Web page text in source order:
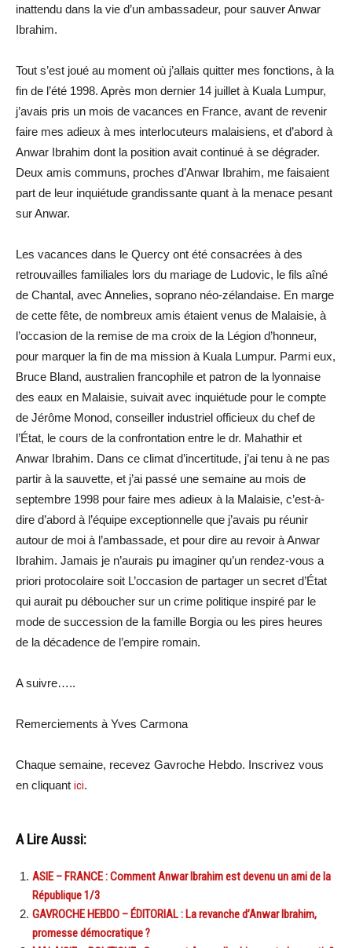
inattendu dans la vie d’un ambassadeur, pour sauver Anwar
Ibrahim.
Tout s’est joué au moment où j’allais quitter mes fonctions, à la
fin de l’été 1998. Après mon dernier 14 juillet à Kuala Lumpur,
j’avais pris un mois de vacances en France, avant de revenir
faire mes adieux à mes interlocuteurs malaisiens, et d’abord à
Anwar Ibrahim dont la position avait continué à se dégrader.
Deux amis communs, proches d’Anwar Ibrahim, me faisaient
part de leur inquiétude grandissante quant à la menace pesant
sur Anwar.
Les vacances dans le Quercy ont été consacrées à des
retrouvailles familiales lors du mariage de Ludovic, le fils aîné
de Chantal, avec Annelies, soprano néo-zélandaise. En marge
de cette fête, de nombreux amis étaient venus de Malaisie, à
l’occasion de la remise de ma croix de la Légion d’honneur,
pour marquer la fin de ma mission à Kuala Lumpur. Parmi eux,
Bruce Bland, australien francophile et patron de la lyonnaise
des eaux en Malaisie, suivait avec inquiétude pour le compte
de Jérôme Monod, conseiller industriel officieux du chef de
l’État, le cours de la confrontation entre le dr. Mahathir et
Anwar Ibrahim. Dans ce climat d’incertitude, j’ai tenu à ne pas
partir à la sauvette, et j’ai passé une semaine au mois de
septembre 1998 pour faire mes adieux à la Malaisie, c’est-à-
dire d’abord à l’équipe exceptionnelle que j’avais pu réunir
autour de moi à l’ambassade, et pour dire au revoir à Anwar
Ibrahim. Jamais je n’aurais pu imaginer qu’un rendez-vous a
priori protocolaire soit L’occasion de partager un secret d’État
qui aurait pu déboucher sur un crime politique inspiré par le
mode de succession de la famille Borgia ou les pires heures
de la décadence de l’empire romain.
A suivre…..
Remerciements à Yves Carmona
Chaque semaine, recevez Gavroche Hebdo. Inscrivez vous
en cliquant ici.
A Lire Aussi:
ASIE – FRANCE : Comment Anwar Ibrahim est devenu un ami de la
République 1/3
GAVROCHE HEBDO – ÉDITORIAL : La revanche d’Anwar Ibrahim,
promesse démocratique ?